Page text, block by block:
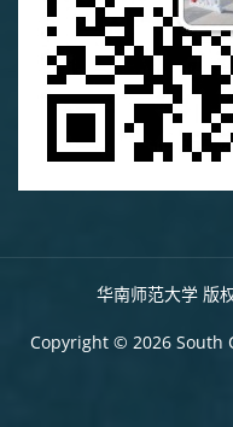
华南师范大学 版
Copyright © 2026 South